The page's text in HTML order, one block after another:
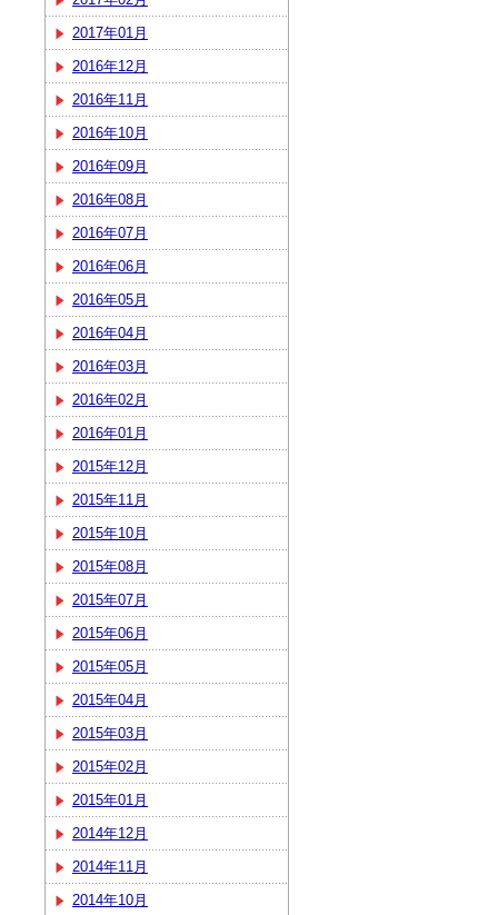
2017年01月
2016年12月
2016年11月
2016年10月
2016年09月
2016年08月
2016年07月
2016年06月
2016年05月
2016年04月
2016年03月
2016年02月
2016年01月
2015年12月
2015年11月
2015年10月
2015年08月
2015年07月
2015年06月
2015年05月
2015年04月
2015年03月
2015年02月
2015年01月
2014年12月
2014年11月
2014年10月